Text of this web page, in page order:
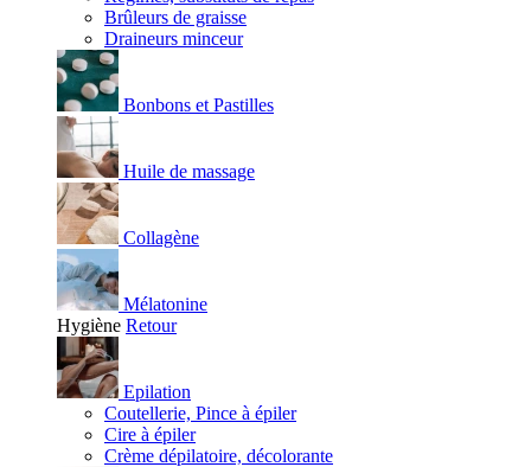
Brûleurs de graisse
Draineurs minceur
Bonbons et Pastilles
Huile de massage
Collagène
Mélatonine
Hygiène Retour
Epilation
Coutellerie, Pince à épiler
Cire à épiler
Crème dépilatoire, décolorante